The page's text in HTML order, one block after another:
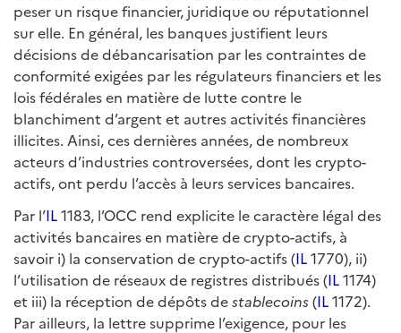
peser un risque financier, juridique ou réputationnel
sur elle. En général, les banques justifient leurs
décisions de débancarisation par les contraintes de
conformité exigées par les régulateurs financiers et les
lois fédérales en matière de lutte contre le
blanchiment d’argent et autres activités financières
illicites. Ainsi, ces dernières années, de nombreux
acteurs d’industries controversées, dont les crypto-
actifs, ont perdu l’accès à leurs services bancaires.
Par l’IL1183, l’OCC rend explicite le caractère légal des
activités bancaires en matière de crypto-actifs, à
savoir i) la conservation de crypto-actifs (IL1770), ii)
l’utilisation de réseaux de registres distribués (IL1174)
et iii) la réception de dépôts destablecoins(IL1172).
Par ailleurs, la lettre supprime l’exigence, pour les